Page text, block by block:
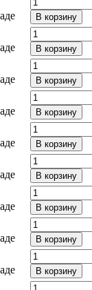
В корзину
В корзину
В корзину
В корзину
В корзину
В корзину
В корзину
В корзину
В корзину